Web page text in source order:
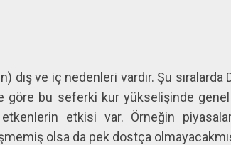
dış ve iç nedenleri vardır. Şu
göre bu seferki kur yükselişinde
etkenlerin etkisi var. Örneğin
olsa da pek dostça